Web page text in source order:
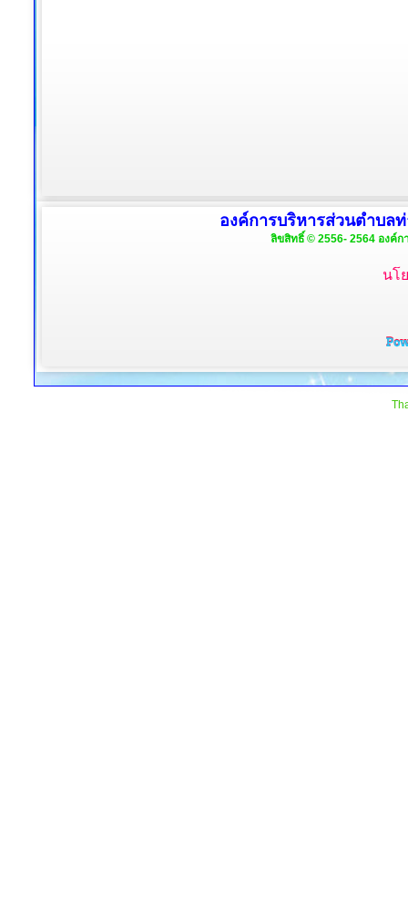
องค์การบริหารส่วนตำบลท่
ลิขสิทธิ์ © 2556- 2564 องค์
นโ